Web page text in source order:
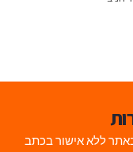
ללא אישור בכתב